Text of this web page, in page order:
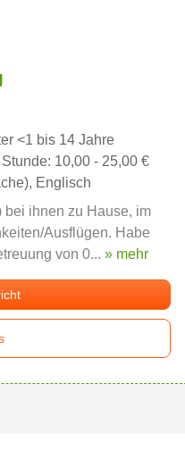
<1 bis 14 Jahre
10,00 - 25,00 €
Englisch
bei ihnen zu Hause, im
Ausflügen. Habe
von 0... » mehr